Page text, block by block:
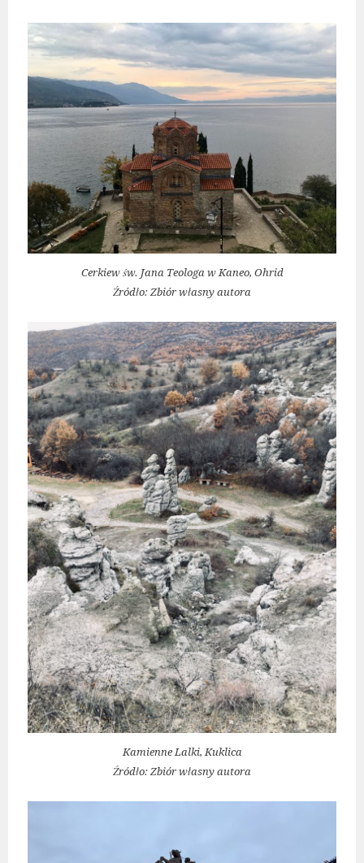
Cerkiew św. Jana Teologa w Kaneo, Ohrid
Źródło: Zbiór własny autora
Kamienne Lalki, Kuklica
Źródło: Zbiór własny autora